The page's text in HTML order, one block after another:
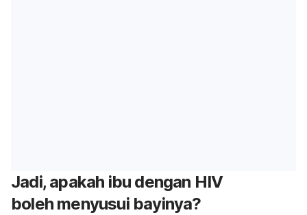
Jadi, apakah ibu dengan HIV
boleh menyusui bayinya?